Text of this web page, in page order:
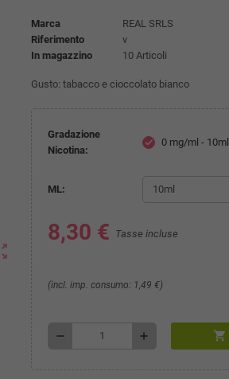
Marca
REAL SRLS
Riferimento
v
In magazzino
10 Articoli
Gusto: tabacco e cioccolato bianco
Gradazione
Nicotina:
check 0 mg/ml - 10ml
ML:
8,30 € Tasse incluse
(incl. imp. consumo: 1,49 €)
remove add shopping_cart